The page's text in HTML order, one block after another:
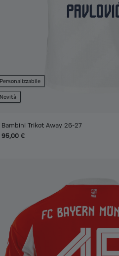
Personalizzabile
Novità
Bambini Trikot Away 26-27
95,00 €